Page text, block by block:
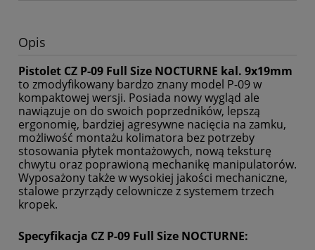
Opis
Pistolet CZ P-09 Full Size NOCTURNE kal. 9x19mm
to zmodyfikowany bardzo znany model P-09 w
kompaktowej wersji. Posiada nowy wygląd ale
nawiązuje on do swoich poprzedników, lepszą
ergonomię, bardziej agresywne nacięcia na zamku,
możliwość montażu kolimatora bez potrzeby
stosowania płytek montażowych, nową teksturę
chwytu oraz poprawioną mechanikę manipulatorów.
Wyposażony także w wysokiej jakości mechaniczne,
stalowe przyrządy celownicze z systemem trzech
kropek.
Specyfikacja CZ P-09 Full Size NOCTURNE: